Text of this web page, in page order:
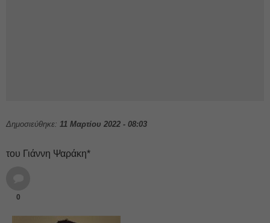
Δημοσιεύθηκε: 11 Μαρτίου 2022 - 08:03
του Γιάννη Ψαράκη*
0